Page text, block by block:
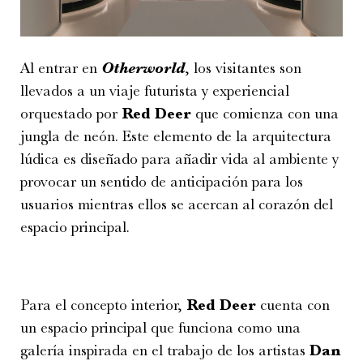
Al entrar en Otherworld, los visitantes son
llevados a un viaje futurista y experiencial
orquestado por Red Deer que comienza con una
jungla de neón. Este elemento de la arquitectura
lúdica es diseñado para añadir vida al ambiente y
provocar un sentido de anticipación para los
usuarios mientras ellos se acercan al corazón del
espacio principal.
Para el concepto interior, Red Deer cuenta con
un espacio principal que funciona como una
galería inspirada en el trabajo de los artistas Dan